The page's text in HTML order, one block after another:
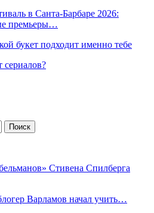
в Санта-Барбаре 2026:
премьеры…
букет подходит именно тебе
Стивена Спилберга
Варламов начал учить…